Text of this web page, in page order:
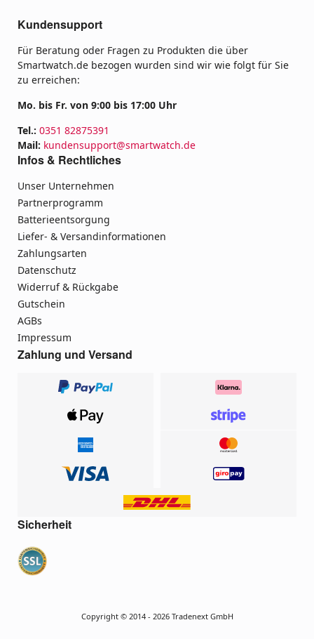
Kundensupport
Für Beratung oder Fragen zu Produkten die über
Smartwatch.de bezogen wurden sind wir wie folgt für Sie
zu erreichen:
Mo. bis Fr. von 9:00 bis 17:00 Uhr
Tel.: 0351 82875391
Mail: kundensupport@smartwatch.de
Infos & Rechtliches
Unser Unternehmen
Partnerprogramm
Batterieentsorgung
Liefer- & Versandinformationen
Zahlungsarten
Datenschutz
Widerruf & Rückgabe
Gutschein
AGBs
Impressum
Zahlung und Versand
Sicherheit
Copyright © 2014 - 2026 Tradenext GmbH